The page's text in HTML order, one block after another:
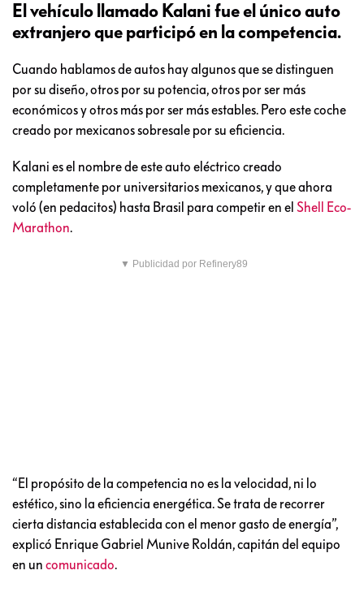
El vehículo llamado Kalani fue el único auto
extranjero que participó en la competencia.
Cuando hablamos de autos hay algunos que se distinguen
por su diseño, otros por su potencia, otros por ser más
económicos y otros más por ser más estables. Pero este coche
creado por mexicanos sobresale por su eficiencia.
Kalani es el nombre de este auto eléctrico creado
completamente por universitarios mexicanos, y que ahora
voló (en pedacitos) hasta Brasil para competir en el Shell Eco-
Marathon.
▼ Publicidad por Refinery89
“El propósito de la competencia no es la velocidad, ni lo
estético, sino la eficiencia energética. Se trata de recorrer
cierta distancia establecida con el menor gasto de energía”,
explicó Enrique Gabriel Munive Roldán, capitán del equipo
en un comunicado.